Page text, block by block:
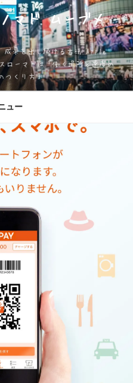
/ノマド ムーブメ
成果を出し続ける方法 Apple
ローマドは「働く場所と速度の
つくり方」
ュー